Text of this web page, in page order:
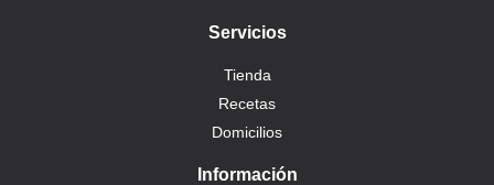
Servicios
Tienda
Recetas
Domicilios
Información